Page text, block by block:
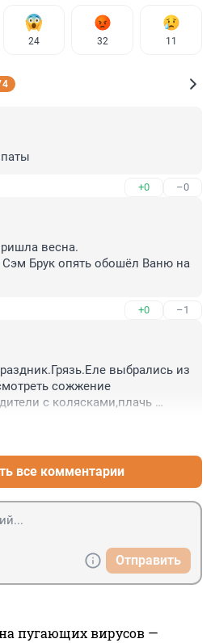
24 32 11
+0 –0
весна.
Сэм Брук опять обошёл Ваню на
+0 –1
выбрались из
сожжение
с колясками,плачь
все комментарии
Отправить
пугающих вирусов —